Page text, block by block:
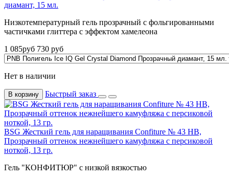
диамант, 15 мл.
Низкотемпературный гель прозрачный с фольгированными
частичками глиттера с эффектом хамелеона
1 085руб 730 руб
Нет в наличии
В корзину Быстрый заказ
BSG Жесткий гель для наращивания Confiture № 43 HB,
Прозрачный оттенок нежнейшего камуфляжа с персиковой
ноткой, 13 гр.
Гель "КОНФИТЮР" с низкой вязкостью